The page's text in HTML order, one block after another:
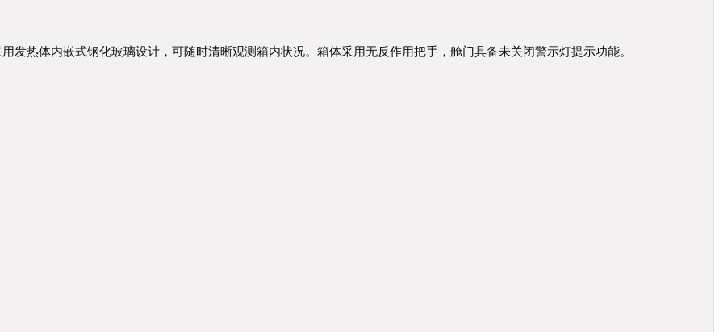
发热体内嵌式钢化玻璃设计，可随时清晰观测箱内状况。箱体采用无反作用把手，舱门具备未关闭警示灯提示功能。